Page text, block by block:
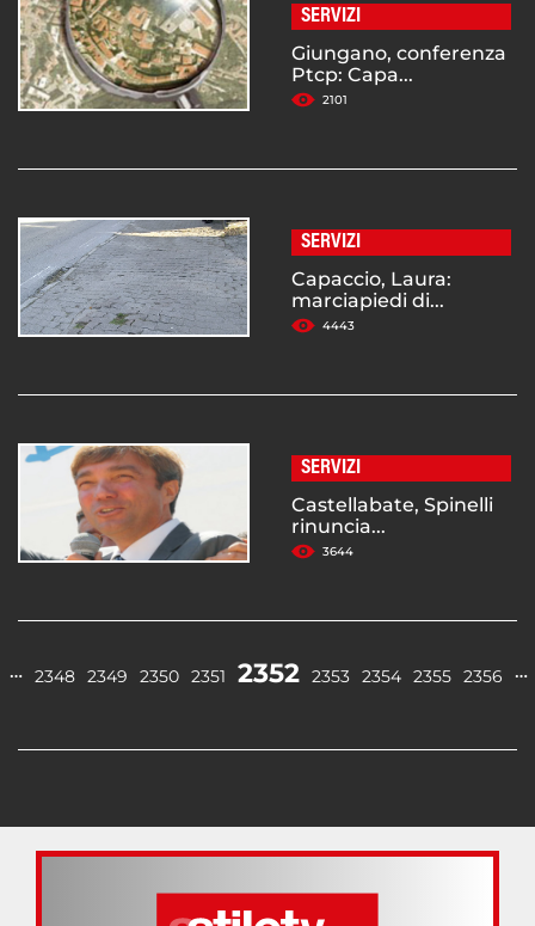
SERVIZI
Giungano, conferenza
Ptcp: Capa...
2101
SERVIZI
Capaccio, Laura:
marciapiedi di...
4443
SERVIZI
Castellabate, Spinelli
rinuncia...
3644
… 2348 2349 2350 2351 2352 2353 2354 2355 2356 …